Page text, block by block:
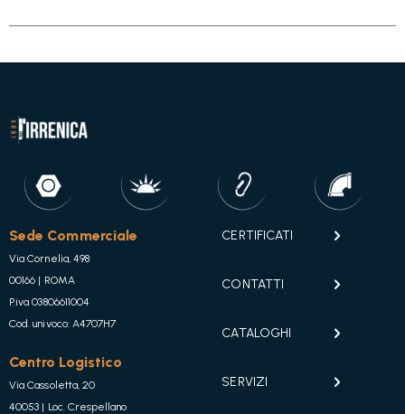
Sede Commerciale
Via Cornelia, 498
00166 | ROMA
P.iva 03806611004
Cod. univoco: A4707H7
Centro Logistico
Via Cassoletta, 20
40053 | Loc. Crespellano
CERTIFICATI
CONTATTI
CATALOGHI
SERVIZI